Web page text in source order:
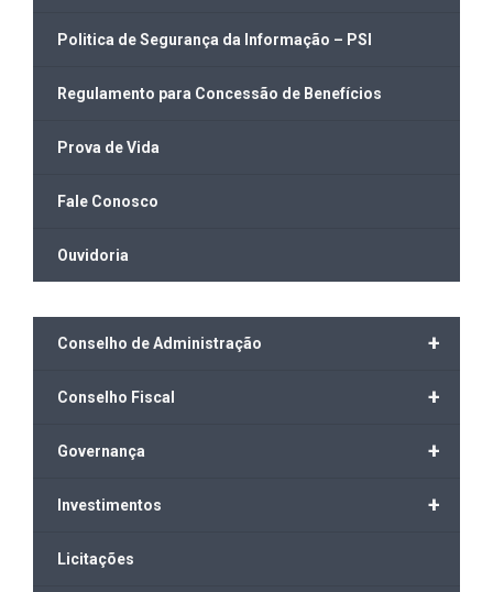
Politica de Segurança da Informação – PSI
Regulamento para Concessão de Benefícios
Prova de Vida
Fale Conosco
Ouvidoria
+
Conselho de Administração
+
Conselho Fiscal
+
Governança
+
Investimentos
Licitações